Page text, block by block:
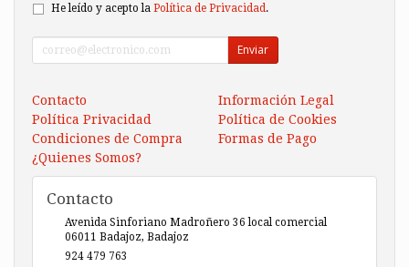
He leído y acepto la Política de Privacidad .
Enviar
Contacto
Información Legal
Política Privacidad
Política de Cookies
Condiciones de Compra
Formas de Pago
¿Quienes Somos?
Contacto
Avenida Sinforiano Madroñero 36 local comercial
06011 Badajoz, Badajoz
924 479 763